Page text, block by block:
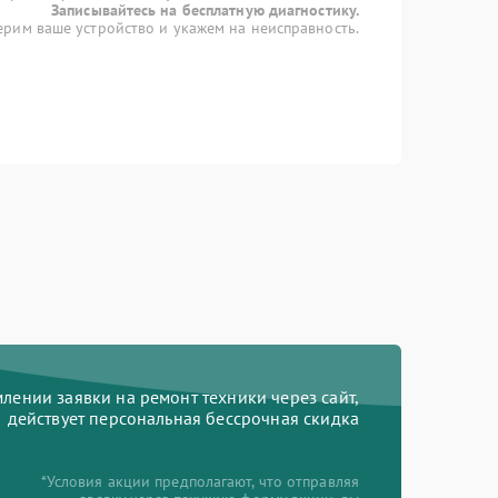
Записывайтесь на бесплатную диагностику.
ваше устройство и укажем на неисправность.
заявки на ремонт техники через сайт,
действует персональная бессрочная скидка
*Условия акции предполагают, что отправляя